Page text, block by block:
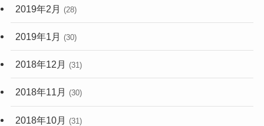
2019年2月 (28)
2019年1月 (30)
2018年12月 (31)
2018年11月 (30)
2018年10月 (31)